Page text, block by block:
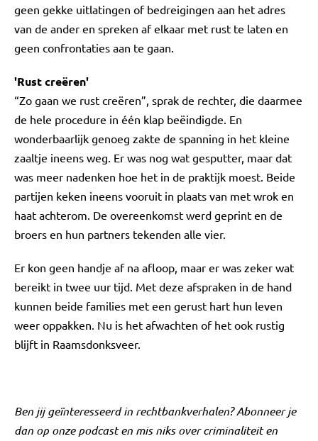
geen gekke uitlatingen of bedreigingen aan het adres
van de ander en spreken af elkaar met rust te laten en
geen confrontaties aan te gaan.
'Rust creëren'
“Zo gaan we rust creëren”, sprak de rechter, die daarmee
de hele procedure in één klap beëindigde. En
wonderbaarlijk genoeg zakte de spanning in het kleine
zaaltje ineens weg. Er was nog wat gesputter, maar dat
was meer nadenken hoe het in de praktijk moest. Beide
partijen keken ineens vooruit in plaats van met wrok en
haat achterom. De overeenkomst werd geprint en de
broers en hun partners tekenden alle vier.
Er kon geen handje af na afloop, maar er was zeker wat
bereikt in twee uur tijd. Met deze afspraken in de hand
kunnen beide families met een gerust hart hun leven
weer oppakken. Nu is het afwachten of het ook rustig
blijft in Raamsdonksveer.
Ben jij geïnteresseerd in rechtbankverhalen? Abonneer je
dan op onze podcast en mis niks over criminaliteit en